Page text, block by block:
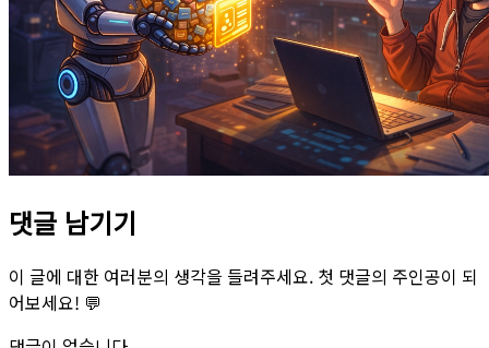
댓글 남기기
이 글에 대한 여러분의 생각을 들려주세요. 첫 댓글의 주인공이 되
어보세요! 💬